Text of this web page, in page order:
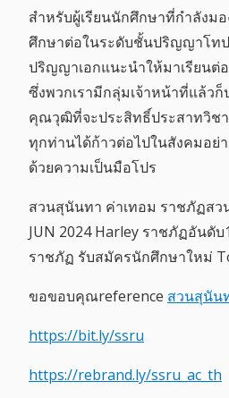
สำหรับผู้เรียนนักศึกษาที่กำลังม
ศึกษาต่อในระดับชั้นปริญญาโท
ปริญญาเอกแนะนำให้มาเรียน
ซึ่งพวกเรามีกลุ่มเจ้าหน้าที่แล้วก็
คุณวุฒิที่จะประสิทธิ์ประสาทวิช
ทุกท่านได้ก้าวต่อไปในสังคมอย่
ด้วยความเป็นมือโปร
สวนสุนันทา ค่าเทอม ราชภัฏสว
JUN 2024 Harley ราชภัฏอันดั
ราชภัฏ รับสมัครนักศึกษาใหม่
ขอขอบคุณreference สวนสุนัน
https://bit.ly/ssru
https://rebrand.ly/ssru_ac_th